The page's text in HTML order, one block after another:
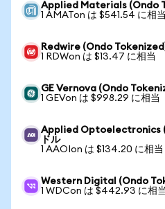
Applied Materials (Ondo
1 AMATon は $541.54 に相当
Redwire (Ondo
1 RDWon は $13.47 に相当
GE Vernova (Ondo
1 GEVon は $998.29 に相当
Applied Optoelectronics
ドル
1 AAOIon は $134.20 に相当
Western Digital (Ondo
1 WDCon は $442.93 に相当